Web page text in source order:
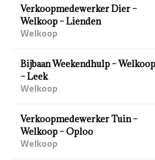
Verkoopmedewerker Dier –
Welkoop – Lienden
Welkoop
Bijbaan Weekendhulp – Welkoop
– Leek
Welkoop
Verkoopmedewerker Tuin –
Welkoop – Oploo
Welkoop